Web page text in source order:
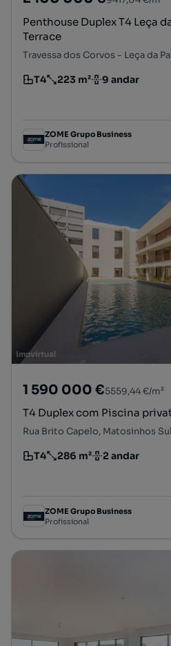
Penthouse Duplex T4 Leça
Terrace
Tipologia
T4
Preço por metro quadrado
223 m²
Andar 9 andar
ZOME Grupo Business
Profissional
1 590 000 €5559,44 €/m²
T4 Duplex com Piscina
Tipologia
T4
Preço por metro quadrado
286 m²
Andar 2 andar
ZOME Grupo Business
Profissional